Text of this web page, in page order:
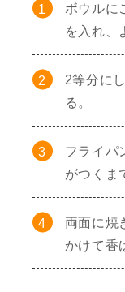
ボウルに
を入れ、
2等分に
る。
フライパ
がつくま
両面に焼
かけて香